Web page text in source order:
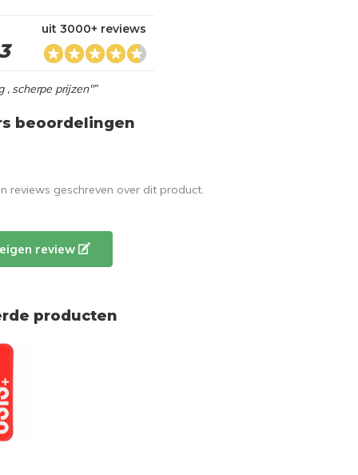
uit 3000+ reviews
, scherpe prijzen"”
beoordelingen
reviews geschreven over dit product.
review
producten